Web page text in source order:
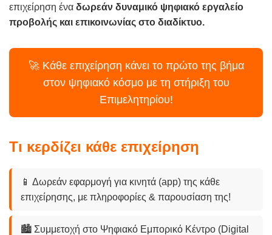
επιχείρηση ένα δωρεάν δυναμικό ψηφιακό εργαλείο
προβολής και επικοινωνίας στο διαδίκτυο.
🚀 Κάθε επιχείρηση κάνει το πρώτο της βήμα
στον ψηφιακό κόσμο με τη στήριξη του
Επιμελητηρίου!
Τι κερδίζει κάθε επιχείρηση
📱 Δωρεάν εφαρμογή για κινητά (app) της κάθε
επιχείρησης, με πληροφορίες & παρουσίαση της!
🏙️ Συμμετοχή στο Ψηφιακό Εμπορικό Κέντρο (Digital